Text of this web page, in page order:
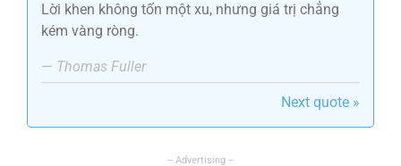
Lời khen không tốn một xu, nhưng giá trị chẳng
kém vàng ròng.
— Thomas Fuller
Next quote »